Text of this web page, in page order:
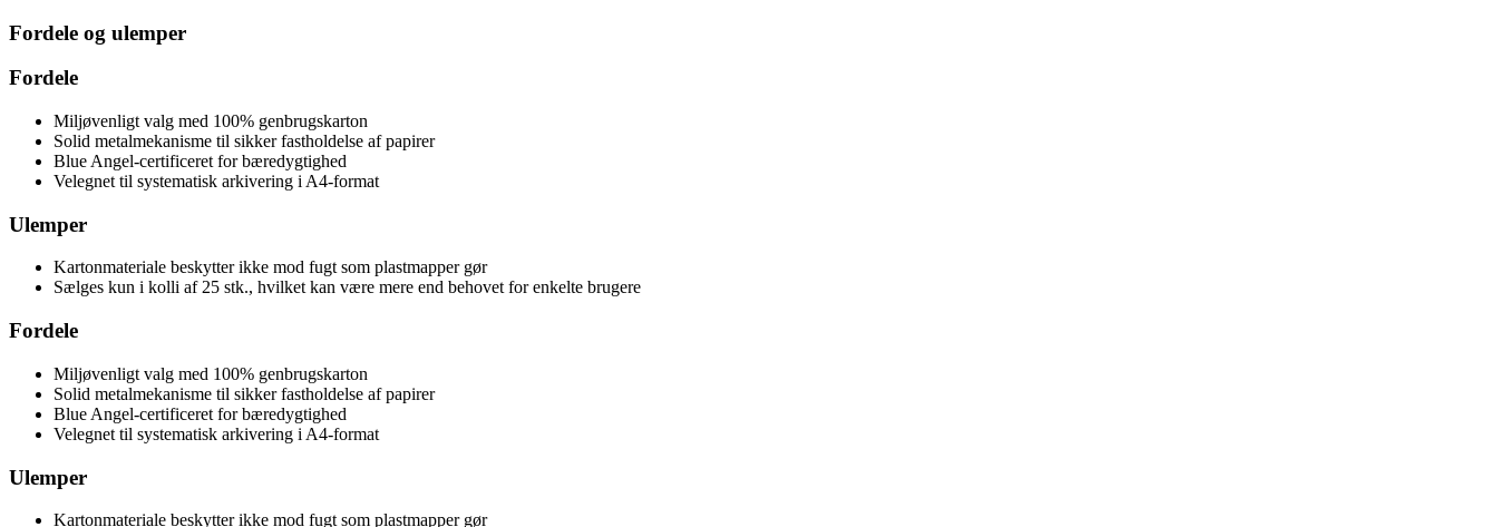
Fordele og ulemper
Fordele
Miljøvenligt valg med 100% genbrugskarton
Solid metalmekanisme til sikker fastholdelse af papirer
Blue Angel-certificeret for bæredygtighed
Velegnet til systematisk arkivering i A4-format
Ulemper
Kartonmateriale beskytter ikke mod fugt som plastmapper gør
Sælges kun i kolli af 25 stk., hvilket kan være mere end behovet for enkelte brugere
Fordele
Miljøvenligt valg med 100% genbrugskarton
Solid metalmekanisme til sikker fastholdelse af papirer
Blue Angel-certificeret for bæredygtighed
Velegnet til systematisk arkivering i A4-format
Ulemper
Kartonmateriale beskytter ikke mod fugt som plastmapper gør